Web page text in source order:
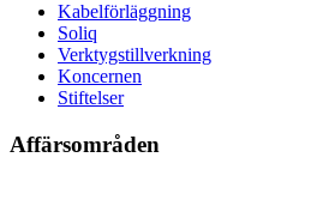
Kabelförläggning
Soliq
Verktygstillverkning
Koncernen
Stiftelser
Affärsområden